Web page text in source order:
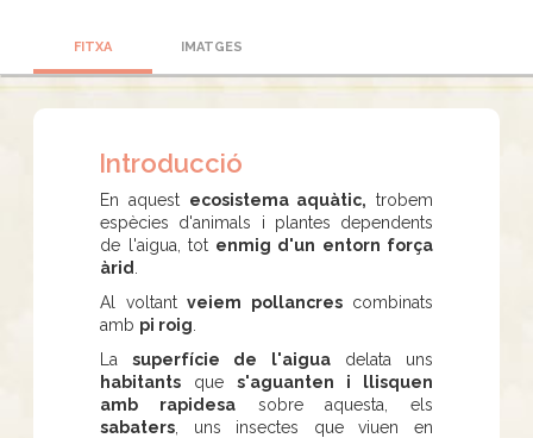
FITXA IMATGES
Introducció
En aquest ecosistema aquàtic, trobem
espècies d'animals i plantes dependents
de l'aigua, tot enmig d'un entorn força
àrid
Al voltant veiem pollancrescombinats
amb pi roig
Lasuperfície de l'aiguadelata uns
habitants que s'aguanten i llisquen
amb rapidesasobre aquesta, els
sabaters , uns insectes que viuen en